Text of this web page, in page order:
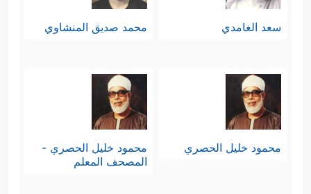
سعد الغامدي محمد صديق المنشاوي
محمود خليل الحصري
محمود خليل الحصري -
المصحف المعلم